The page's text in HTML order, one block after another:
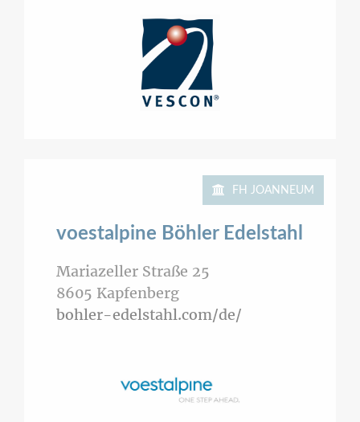
FH JOANNEUM
voestalpine Böhler Edelstahl
Mariazeller Straße 25
8605 Kapfenberg
bohler-edelstahl.com/de/